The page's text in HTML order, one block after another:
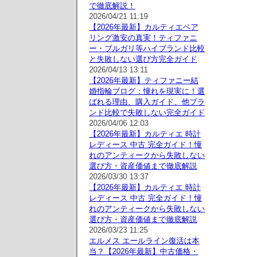
で徹底解説！
2026/04/21 11:19
【2026年最新】カルティエペア
リング激安の真実！ティファニ
ー・ブルガリ等ハイブランド比較
と失敗しない選び方完全ガイド
2026/04/13 13:11
【2026年最新】ティファニー結
婚指輪ブログ：憧れを現実に！選
ばれる理由、購入ガイド、他ブラ
ンド比較で失敗しない完全ガイド
2026/04/06 12:03
【2026年最新】カルティエ 時計
レディース 中古 完全ガイド！憧
れのアンティークから失敗しない
選び方・資産価値まで徹底解説
2026/03/30 13:37
【2026年最新】カルティエ 時計
レディース 中古 完全ガイド！憧
れのアンティークから失敗しない
選び方・資産価値まで徹底解説
2026/03/23 11:25
エルメス エールライン復活は本
当？【2026年最新】中古価格・